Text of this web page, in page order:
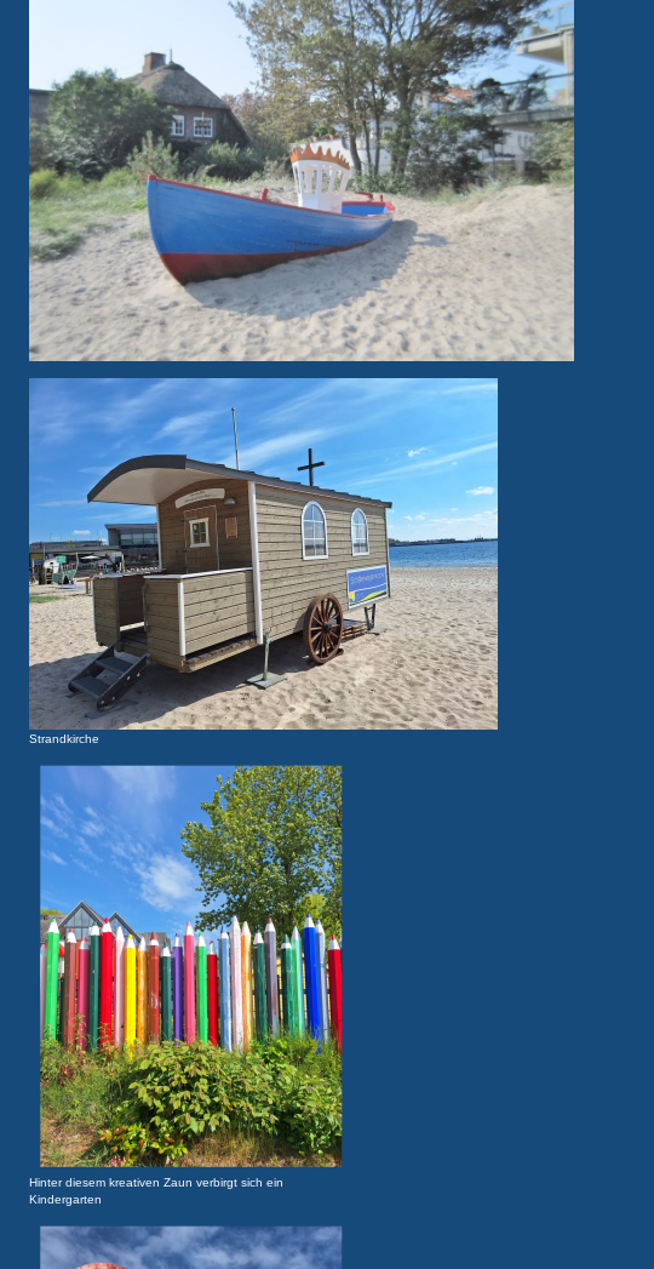
Strandkirche
Hinter diesem kreativen Zaun verbirgt sich ein
Kindergarten